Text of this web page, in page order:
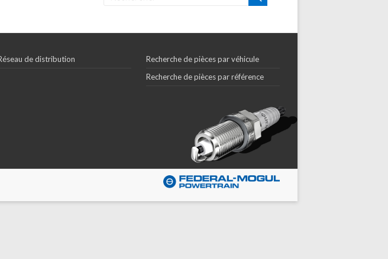
de distribution
Recherche de pièces par véhicule
Recherche de pièces par référence